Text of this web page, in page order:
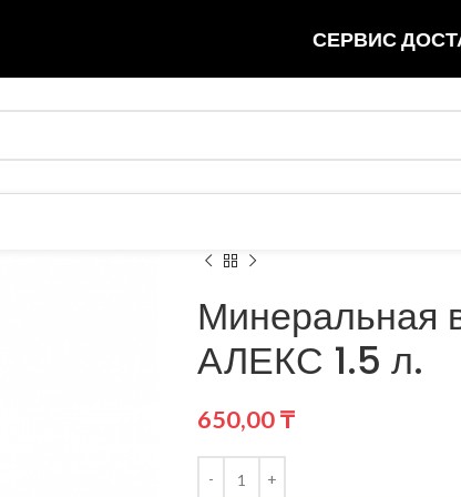
СЕРВИС
Минеральная
АЛЕКС 1.5 л.
650,00₸